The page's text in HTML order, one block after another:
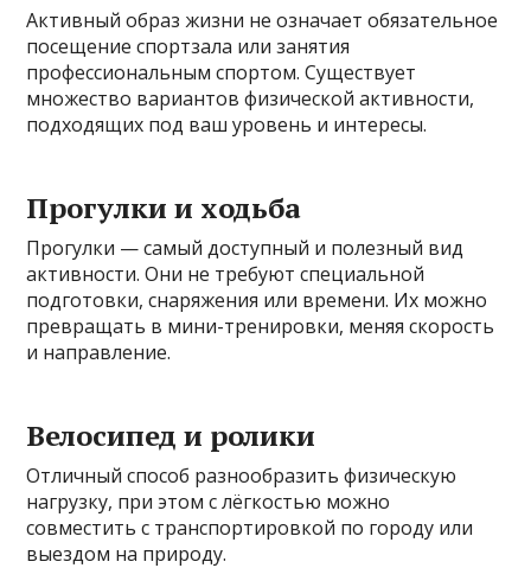
Активный образ жизни не означает обязательное
посещение спортзала или занятия
профессиональным спортом. Существует
множество вариантов физической активности,
подходящих под ваш уровень и интересы.
Прогулки и ходьба
Прогулки — самый доступный и полезный вид
активности. Они не требуют специальной
подготовки, снаряжения или времени. Их можно
превращать в мини-тренировки, меняя скорость
и направление.
Велосипед и ролики
Отличный способ разнообразить физическую
нагрузку, при этом с лёгкостью можно
совместить с транспортировкой по городу или
выездом на природу.